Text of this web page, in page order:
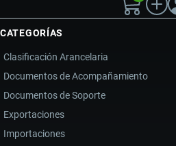
CATEGORÍAS
Clasificación Arancelaria
Documentos de Acompañamiento
Documentos de Soporte
Exportaciones
Importaciones